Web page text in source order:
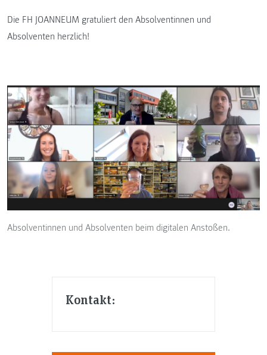
Kontakt:
Die FH JOANNEUM gratuliert den Absolventinnen und
Absolventen herzlich!
Absolventinnen und Absolventen beim digitalen Anstoßen.